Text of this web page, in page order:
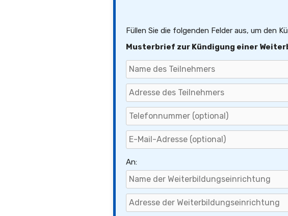
Füllen Sie die folgenden Felder aus, um den
Musterbrief zur Kündigung einer
An: